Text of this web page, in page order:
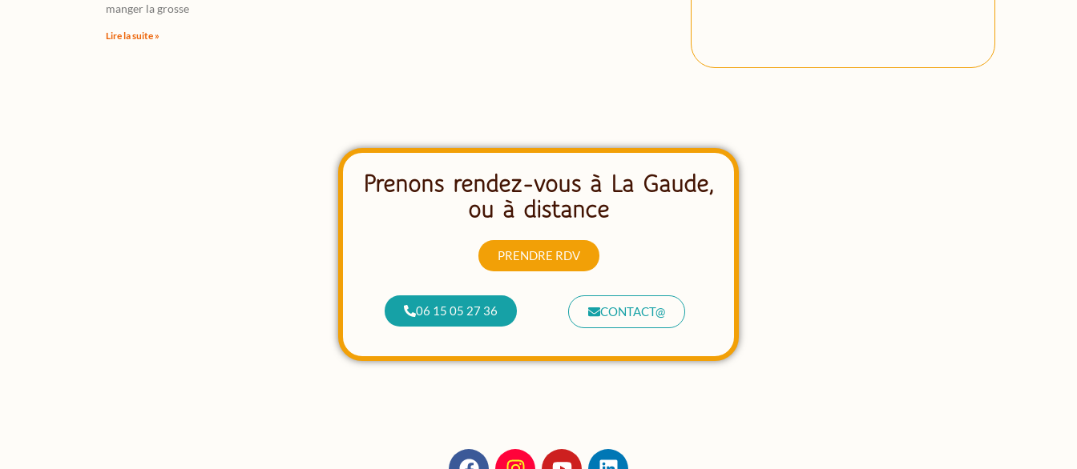
manger la grosse
Lire la suite »
Prenons rendez-vous à La Gaude,
ou à distance
PRENDRE RDV
06 15 05 27 36 CONTACT@